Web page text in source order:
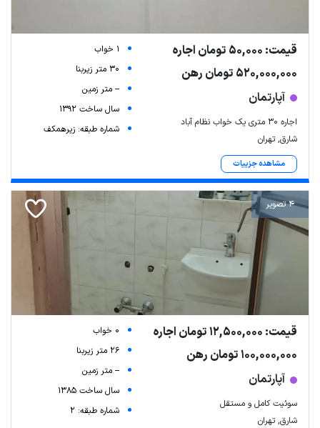
قیمت: 50,000 تومان اجاره
520,000,000 تومان رهن
آپارتمان
اجاره ۳۰ متری یک خواب نظام آباد
شارق, تهران
مشاهده جزییات
1 خواب
30 متر زیربنا
-- متر زمین
سال ساخت 1392
شماره طبقه: زیرهمکف
4 تصویر
قیمت: 12,500,000 تومان اجاره
100,000,000 تومان رهن
آپارتمان
سوئیت کامل و مستقل
شارق, تهران
0 خواب
26 متر زیربنا
-- متر زمین
سال ساخت 1385
شماره طبقه: 2